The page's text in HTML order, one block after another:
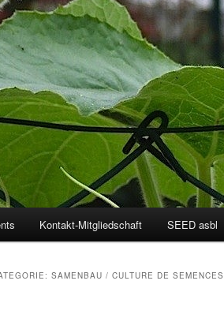
Kontakt-Mitgliedschaft SEED asbl
SAMENBAU / CULTURE DE SEMENCES